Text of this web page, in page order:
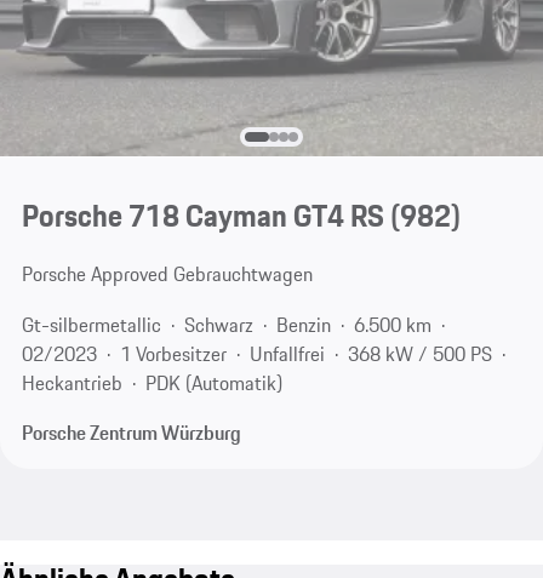
Porsche 718 Cayman GT4 RS(982)
Porsche Approved Gebrauchtwagen
Gt-silbermetallic
Schwarz Benzin
6.500 km
02/2023
1 Vorbesitzer Unfallfrei
368 kW / 500 PS
Heckantrieb
PDK (Automatik)
Porsche Zentrum Würzburg